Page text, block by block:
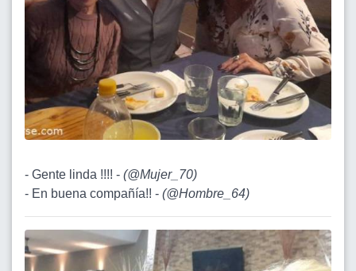
- Gente linda !!!! - (@Mujer_70)
- En buena compañía!! - (@Hombre_64)